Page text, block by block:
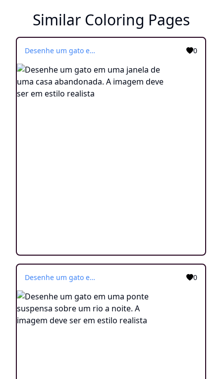
Similar Coloring Pages
Desenhe um gato em uma janela de uma casa abandonada. A imagem deve ser em estilo realista 0
Desenhe um gato em uma ponte suspensa sobre um rio a noite. A imagem deve ser em estilo realista 0